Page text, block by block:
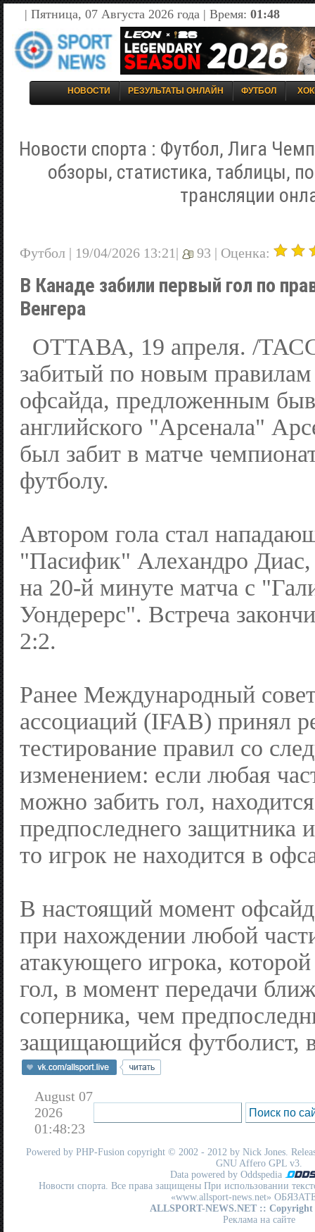
| Пятница, 07 Августа 2026 года | Время: 01:48
НОВОСТИ РЕЗУЛЬТАТЫ ОНЛАЙН ФУТБОЛ
Новости спорта : Футбол, Лига
обзоры, статистика, таблицы,
трансляции
Футбол | 19/04/2026 13:21| 93 | Оценка:
В Канаде забили первый гол по
Венгера
ОТТАВА, 19 апреля. /
забитый по новым правилам
офсайда, предложенным
английского "Арсенала"
был забит в матче
футболу.
Автором гола стал
"Пасифик" Алехандро
на 20-й минуте матча с
Уондерерс". Встреча
2:2.
Ранее Международный
ассоциаций (IFAB) принял
тестирование правил со
изменением: если любая
можно забить гол,
предпоследнего защитника
то игрок не находится в
В настоящий момент
при нахождении любой
атакующего игрока,
гол, в момент передачи
соперника, чем
защищающийся футболист,
August 07
2026
01:48:23
Powered by PHP-Fusion copyright © 2002 - 2012 by Nick Jones.
GNU Affero GPL v3.
Data powered by Oddspedia
Новости спорта. Все права защищены При использовании
«www.allsport-news.net»
ALLSPORT-NEWS.NET :: Copyright
Реклама на сайте